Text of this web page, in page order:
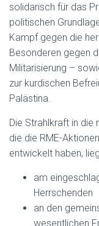
solidarisch für das
politischen
Kampf gegen die
Besonderen gegen
Militarisierung –
zur kurdischen
Palästina.
Die Strahlkraft in die
die die RME-
entwickelt haben,
am
Herrschenden
an den
wesentlichen